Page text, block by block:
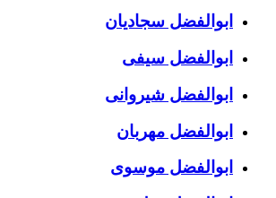
ابوالفضل سجادیان
ابوالفضل سیفی
ابوالفضل شیروانی
ابوالفضل مهربان
ابوالفضل موسوی